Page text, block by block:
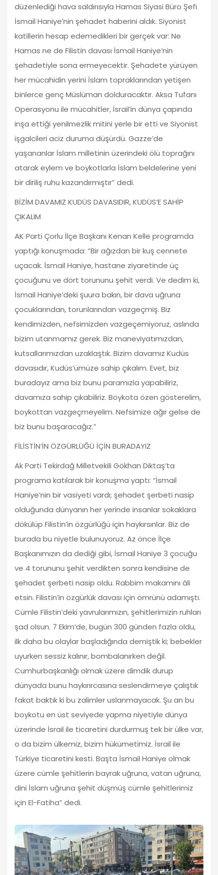
düzenlediği hava saldırısıyla Hamas Siyasi Büro Şefi
İsmail Haniye’nin şehadet haberini aldık. Siyonist
katillerin hesap edemedikleri bir gerçek var: Ne
Hamas ne de Filistin davası İsmail Haniye’nin
şehadetiyle sona ermeyecektir. Şehadete yürüyen
her mücahidin yerini İslam topraklarından yetişen
binlerce genç Müslüman dolduracaktır. Aksa Tufanı
Operasyonu ile mücahitler, İsrail’in dünya çapında
inşa ettiği yenilmezlik mitini yerle bir etti ve Siyonist
işgalcileri aciz duruma düşürdü. Gazze’de
yaşananlar İslam milletinin üzerindeki ölü toprağını
atarak eylem ve boykotlarla İslam beldelerine yeni
bir diriliş ruhu kazandırmıştır” dedi.
BİZİM DAVAMIZ KUDÜS DAVASIDIR, KUDÜS’E SAHİP
ÇIKALIM
AK Parti Çorlu İlçe Başkanı Kenan Kelle programda
yaptığı konuşmada: “Bir ağızdan bir kuş cennete
uçacak. İsmail Haniye, hastane ziyaretinde üç
çocuğunu ve dört torununu şehit verdi. Ve dedim ki,
İsmail Haniye’deki şuura bakın, bir dava uğruna
çocuklarından, torunlarından vazgeçmiş. Biz
kendimizden, nefsimizden vazgeçemiyoruz, aslında
bizim utanmamız gerek. Biz maneviyatımızdan,
kutsallarımızdan uzaklaştık. Bizim davamız Kudüs
davasıdır, Kudüs’ümüze sahip çıkalım. Evet, biz
buradayız ama biz bunu paramızla yapabiliriz,
davamıza sahip çıkabiliriz. Boykota özen gösterelim,
boykottan vazgeçmeyelim. Nefsimize ağır gelse de
biz bunu başaracağız.”
FİLİSTİN’İN ÖZGÜRLÜĞÜ İÇİN BURADAYIZ
Ak Parti Tekirdağ Milletvekili Gökhan Diktaş’ta
programa katılarak bir konuşma yaptı: “İsmail
Haniye’nin bir vasiyeti vardı; şehadet şerbeti nasip
olduğunda dünyanın her yerinde insanlar sokaklara
dökülüp Filistin’in özgürlüğü için haykırsınlar. Biz de
burada bu niyetle bulunuyoruz. Az önce İlçe
Başkanımızın da dediği gibi, İsmail Haniye 3 çocuğu
ve 4 torununu şehit verdikten sonra kendisine de
şehadet şerbeti nasip oldu. Rabbim makamını âli
etsin. Filistin’in özgürlük davası için ömrünü adamıştı.
Cümle Filistin’deki yavrularımızın, şehitlerimizin ruhları
şad olsun. 7 Ekim’de, bugün 300 günden fazla oldu,
ilk daha bu olaylar başladığında demiştik ki; bebekler
uyurken sessiz kalınır, bombalanırken değil.
Cumhurbaşkanlığı olmak üzere dimdik durup
dünyada bunu haykırırcasına seslendirmeye çalıştık
fakat baktık ki bu zalimler uslanmayacak. Şu an bu
boykotu en üst seviyede yapma niyetiyle dünya
üzerinde İsrail ile ticaretini durdurmuş tek bir ülke var,
o da bizim ülkemiz, bizim hükümetimiz. İsrail ile
Türkiye ticaretini kesti. Başta İsmail Haniye olmak
üzere cümle şehitlerin bayrak uğruna, vatan uğruna,
dini İslam uğruna şehit düşmüş cümle şehitlerimiz
için El-Fatiha” dedi.